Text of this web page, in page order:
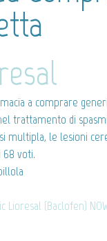
a comprare
trattamento di
multipla, le lesioni
68 voti.
Lioresal (Baclofen)